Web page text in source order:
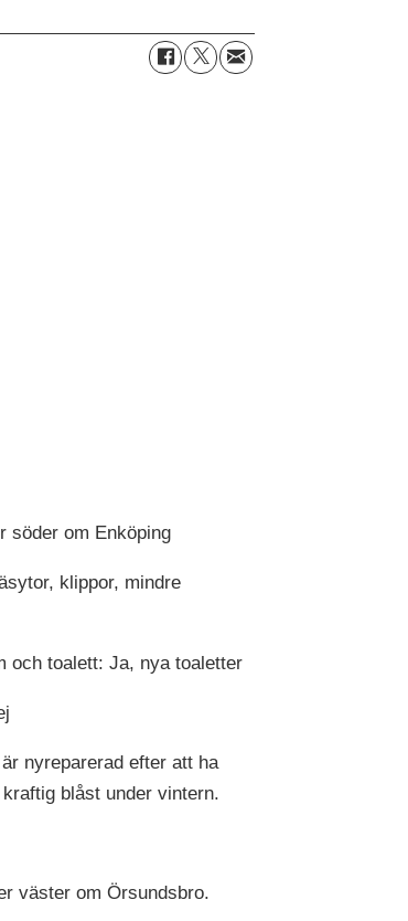
söder om Enköping
klippor, mindre
och toalett: Ja, nya toaletter
nyreparerad efter att ha
blåst under vintern.
väster om Örsundsbro.